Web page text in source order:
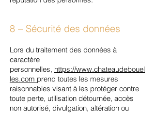
8 – Sécurité des données
Lors du traitement des données à
caractère
personnelles, https://www.chateaudebouel
les.com prend toutes les mesures
raisonnables visant à les protéger contre
toute perte, utilisation détournée, accès
non autorisé, divulgation, altération ou